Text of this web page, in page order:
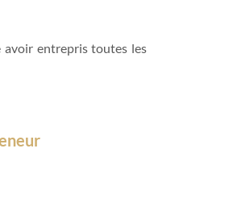
avoir entrepris toutes les